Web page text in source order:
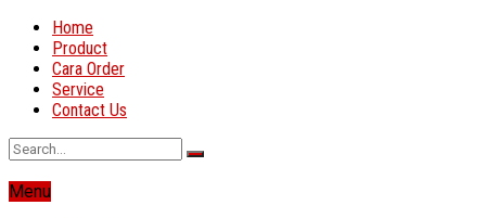
Home
Product
Cara Order
Service
Contact Us
Menu